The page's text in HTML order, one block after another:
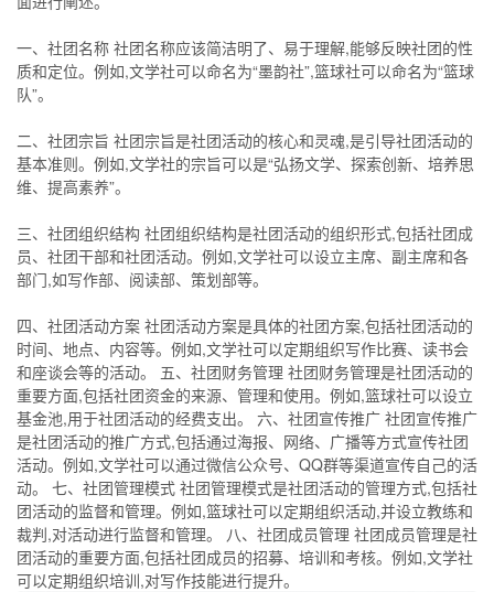
一、社团名称 社团名称应该简洁明了、易于理解,能够反映社团的性
质和定位。例如,文学社可以命名为“墨韵社”,篮球社可以命名为“篮球
队”。
二、社团宗旨 社团宗旨是社团活动的核心和灵魂,是引导社团活动的
基本准则。例如,文学社的宗旨可以是“弘扬文学、探索创新、培养思
维、提高素养”。
三、社团组织结构 社团组织结构是社团活动的组织形式,包括社团成
员、社团干部和社团活动。例如,文学社可以设立主席、副主席和各
部门,如写作部、阅读部、策划部等。
四、社团活动方案 社团活动方案是具体的社团方案,包括社团活动的
时间、地点、内容等。例如,文学社可以定期组织写作比赛、读书会
和座谈会等的活动。 五、社团财务管理 社团财务管理是社团活动的
重要方面,包括社团资金的来源、管理和使用。例如,篮球社可以设立
基金池,用于社团活动的经费支出。 六、社团宣传推广 社团宣传推广
是社团活动的推广方式,包括通过海报、网络、广播等方式宣传社团
活动。例如,文学社可以通过微信公众号、QQ群等渠道宣传自己的活
动。 七、社团管理模式 社团管理模式是社团活动的管理方式,包括社
团活动的监督和管理。例如,篮球社可以定期组织活动,并设立教练和
裁判,对活动进行监督和管理。 八、社团成员管理 社团成员管理是社
团活动的重要方面,包括社团成员的招募、培训和考核。例如,文学社
可以定期组织培训,对写作技能进行提升。